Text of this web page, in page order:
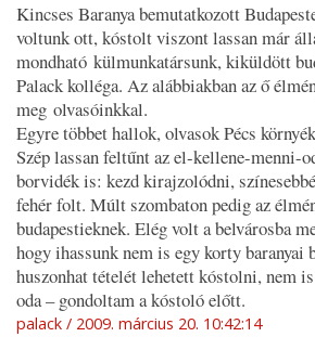
Kincses Baranya bemutatkozott
voltunk ott, kóstolt viszont lassan már
mondható külmunkatársunk, kiküldött
Palack kolléga. Az alábbiakban az ő
meg olvasóinkkal.
Egyre többet hallok, olvasok Pécs
Szép lassan feltűnt azel-kellene-menni-
borvidék is: kezd kirajzolódni,
fehér folt. Múlt szombaton pedig az
budapestieknek. Elég volt a belvárosba
hogy ihassunk nem is egy korty baranyai
huszonhat tételét lehetett kóstolni, nem
oda – gondoltam a kóstoló előtt.
palack 2009. március 20. 10:42:14